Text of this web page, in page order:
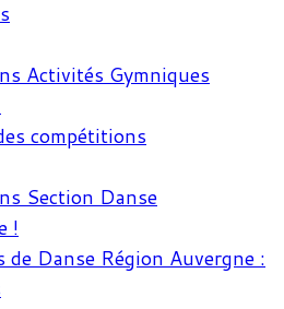
Activités Gymniques
compétitions
Section Danse
!
de Danse Région Auvergne :